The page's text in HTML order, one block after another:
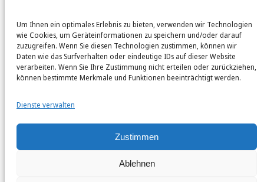
Um Ihnen ein optimales Erlebnis zu bieten, verwenden wir Technologien
wie Cookies, um Geräteinformationen zu speichern und/oder darauf
zuzugreifen. Wenn Sie diesen Technologien zustimmen, können wir
Daten wie das Surfverhalten oder eindeutige IDs auf dieser Website
verarbeiten. Wenn Sie Ihre Zustimmung nicht erteilen oder zurückziehen,
können bestimmte Merkmale und Funktionen beeinträchtigt werden.
Dienste verwalten
Zustimmen
Ablehnen
karinfischerverlag_ac
@karinfischerverlag_ac
Follow
© 2026 by Karin Fischer Verlag GmbH